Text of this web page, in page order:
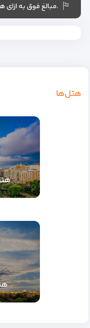
.مبالغ فوق به ازای
هتل‌ها
هتل 4
هتل 4